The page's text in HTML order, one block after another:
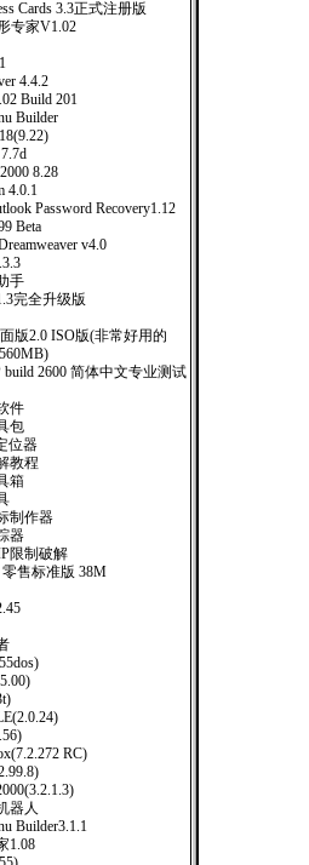
Cards 3.3正式注册版
专家V1.02
4.4.2
Build 201
Builder
8.28
4.0.1
Password Recovery1.12
Beta
v4.0
手
完全升级版
版2.0 ISO版(非常好用的
build 2600 简体中文专业测试
件
包
位器
教程
箱
制作器
器
限制破解
售标准版 38M
RC)
器人
Builder3.1.1
1.08